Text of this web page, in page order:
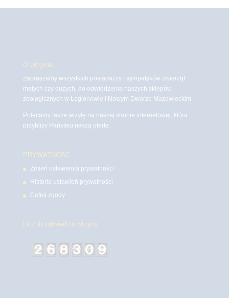
O witrynie
Zapraszamy wszystkich posiadaczy i sympatyków zwierząt
małych czy dużych, do odwiedzenia naszych sklepów
zoologicznych w Legionowie i Nowym Dworze Mazowieckim
Polecamy także wizytę na naszej stronie internetowej, która
przybliży Państwu naszą ofertę.
PRYWATNOŚĆ
Zmień ustawienia prywatności
Historia ustawień prywatności
Cofnij zgody
Licznik odwiedzin witryny